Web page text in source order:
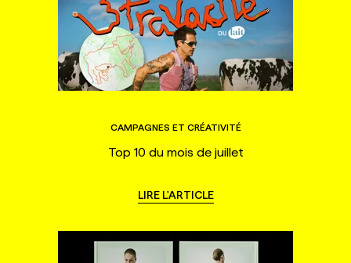
CAMPAGNES ET CRÉATIVITÉ
Top 10 du mois de juillet
LIRE L'ARTICLE